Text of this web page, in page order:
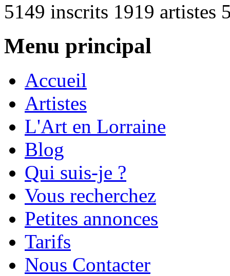
5149 inscrits 1919 artistes
Menu principal
Accueil
Artistes
L'Art en Lorraine
Blog
Qui suis-je ?
Vous recherchez
Petites annonces
Tarifs
Nous Contacter